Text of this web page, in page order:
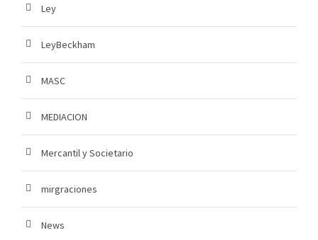
Ley
LeyBeckham
MASC
MEDIACION
Mercantil y Societario
mirgraciones
News